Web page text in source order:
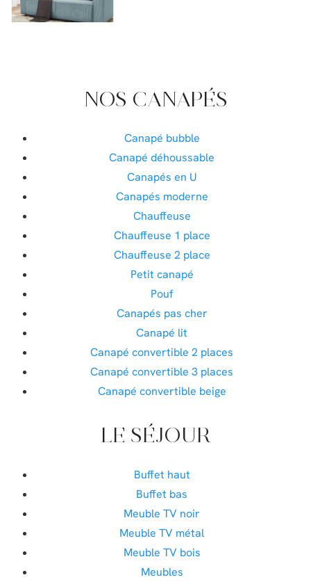
NOS CANAPÉS
Canapé bubble
Canapé déhoussable
Canapés en U
Canapés moderne
Chauffeuse
Chauffeuse 1 place
Chauffeuse 2 place
Petit canapé
Pouf
Canapés pas cher
Canapé lit
Canapé convertible 2 places
Canapé convertible 3 places
Canapé convertible beige
LE SÉJOUR
Buffet haut
Buffet bas
Meuble TV noir
Meuble TV métal
Meuble TV bois
Meubles